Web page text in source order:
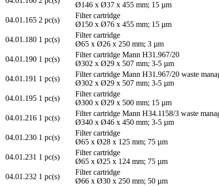
Ø146 x Ø37 x 455 mm; 15 µm
04.01.165 2 pc(s)
Filter cartridge
Ø150 x Ø76 x 455 mm; 15 µm
04.01.180 1 pc(s)
Filter cartridge
Ø65 x Ø26 x 250 mm; 3 µm
04.01.190 1 pc(s)
Filter cartridge Mann H31.967/20
Ø302 x Ø29 x 507 mm; 3-5 µm
04.01.191 1 pc(s)
Filter cartridge Mann H31.967/20 waste
Ø302 x Ø29 x 507 mm; 3-5 µm
04.01.195 1 pc(s)
Filter cartridge
Ø300 x Ø29 x 500 mm; 15 µm
04.01.216 1 pc(s)
Filter cartridge Mann H34.1158/3 waste
Ø340 x Ø46 x 450 mm; 3-5 µm
04.01.230 1 pc(s)
Filter cartridge
Ø65 x Ø28 x 125 mm; 75 µm
04.01.231 1 pc(s)
Filter cartridge
Ø65 x Ø25 x 124 mm; 75 µm
04.01.232 1 pc(s)
Filter cartridge
Ø66 x Ø30 x 250 mm; 50 µm